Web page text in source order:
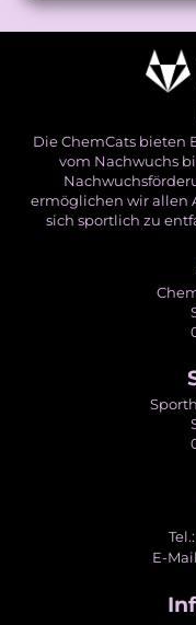
Die ChemCats bieten
vom Nachwuchs
ermöglichen wir allen
sich sportlich zu
E-